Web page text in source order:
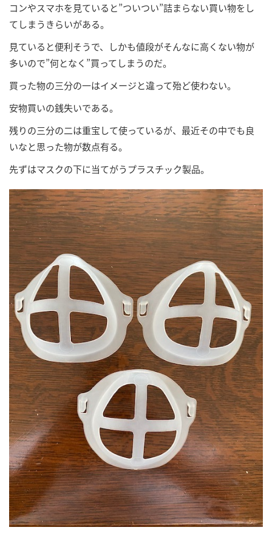
コンやスマホを見ていると”ついつい”詰まらない買い物をし
てしまうきらいがある。
見ていると便利そうで、しかも値段がそんなに高くない物が
多いので”何となく”買ってしまうのだ。
買った物の三分の一はイメージと違って殆ど使わない。
安物買いの銭失いである。
残りの三分の二は重宝して使っているが、最近その中でも良
いなと思った物が数点有る。
先ずはマスクの下に当てがうプラスチック製品。